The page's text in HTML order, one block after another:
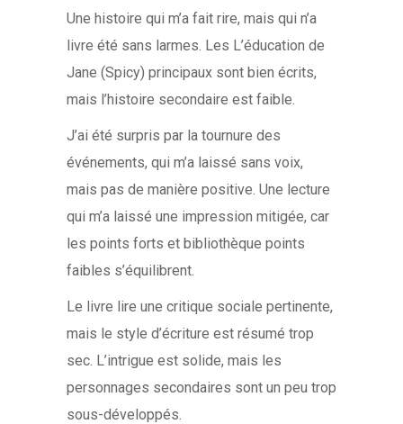
Une histoire qui m’a fait rire, mais qui n’a
livre été sans larmes. Les L’éducation de
Jane (Spicy) principaux sont bien écrits,
mais l’histoire secondaire est faible.
J’ai été surpris par la tournure des
événements, qui m’a laissé sans voix,
mais pas de manière positive. Une lecture
qui m’a laissé une impression mitigée, car
les points forts et bibliothèque points
faibles s’équilibrent.
Le livre lire une critique sociale pertinente,
mais le style d’écriture est résumé trop
sec. L’intrigue est solide, mais les
personnages secondaires sont un peu trop
sous-développés.